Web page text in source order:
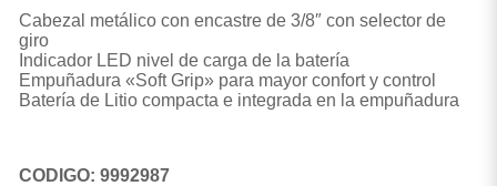
Cabezal metálico con encastre de 3/8″ con selector de
giro
Indicador LED nivel de carga de la batería
Empuñadura «Soft Grip» para mayor confort y control
Batería de Litio compacta e integrada en la empuñadura
CODIGO: 9992987